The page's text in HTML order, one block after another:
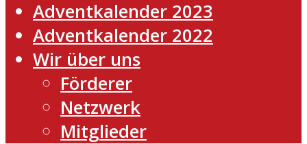
Adventkalender 2023
Adventkalender 2022
Wir über uns
Förderer
Netzwerk
Mitglieder